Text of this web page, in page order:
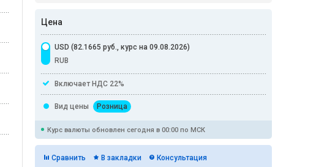
Цена
USD (82.1665 руб., курс на 09.08.2026)
RUB
Включает НДС 22%
Вид цены Розница
Курс валюты обновлен сегодня в 00:00 по МСК
Сравнить В закладки Консультация